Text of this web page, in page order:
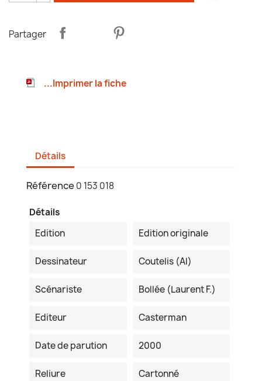
Partager
...Imprimer la fiche
Détails
Référence 0 153 018
Détails
Edition
Edition originale
Dessinateur Coutelis (Al)
Scénariste Bollée (Laurent F.)
Editeur Casterman
Date de parution 2000
Reliure Cartonné